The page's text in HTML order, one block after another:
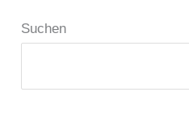
Suchen